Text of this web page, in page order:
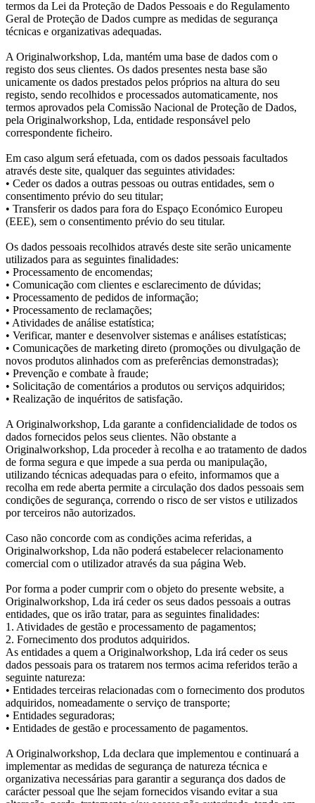
termos da Lei da Proteção de Dados Pessoais e do Regulamento
Geral de Proteção de Dados cumpre as medidas de segurança
técnicas e organizativas adequadas.
A Originalworkshop, Lda, mantém uma base de dados com o
registo dos seus clientes. Os dados presentes nesta base são
unicamente os dados prestados pelos próprios na altura do seu
registo, sendo recolhidos e processados automaticamente, nos
termos aprovados pela Comissão Nacional de Proteção de Dados,
pela Originalworkshop, Lda, entidade responsável pelo
correspondente ficheiro.
Em caso algum será efetuada, com os dados pessoais facultados
através deste site, qualquer das seguintes atividades:
• Ceder os dados a outras pessoas ou outras entidades, sem o
consentimento prévio do seu titular;
• Transferir os dados para fora do Espaço Económico Europeu
(EEE), sem o consentimento prévio do seu titular.
Os dados pessoais recolhidos através deste site serão unicamente
utilizados para as seguintes finalidades:
• Processamento de encomendas;
• Comunicação com clientes e esclarecimento de dúvidas;
• Processamento de pedidos de informação;
• Processamento de reclamações;
• Atividades de análise estatística;
• Verificar, manter e desenvolver sistemas e análises estatísticas;
• Comunicações de marketing direto (promoções ou divulgação de
novos produtos alinhados com as preferências demonstradas);
• Prevenção e combate à fraude;
• Solicitação de comentários a produtos ou serviços adquiridos;
• Realização de inquéritos de satisfação.
A Originalworkshop, Lda garante a confidencialidade de todos os
dados fornecidos pelos seus clientes. Não obstante a
Originalworkshop, Lda proceder à recolha e ao tratamento de dados
de forma segura e que impede a sua perda ou manipulação,
utilizando técnicas adequadas para o efeito, informamos que a
recolha em rede aberta permite a circulação dos dados pessoais sem
condições de segurança, correndo o risco de ser vistos e utilizados
por terceiros não autorizados.
Caso não concorde com as condições acima referidas, a
Originalworkshop, Lda não poderá estabelecer relacionamento
comercial com o utilizador através da sua página Web.
Por forma a poder cumprir com o objeto do presente website, a
Originalworkshop, Lda irá ceder os seus dados pessoais a outras
entidades, que os irão tratar, para as seguintes finalidades:
1. Atividades de gestão e processamento de pagamentos;
2. Fornecimento dos produtos adquiridos.
As entidades a quem a Originalworkshop, Lda irá ceder os seus
dados pessoais para os tratarem nos termos acima referidos terão a
seguinte natureza:
• Entidades terceiras relacionadas com o fornecimento dos produtos
adquiridos, nomeadamente o serviço de transporte;
• Entidades seguradoras;
• Entidades de gestão e processamento de pagamentos.
A Originalworkshop, Lda declara que implementou e continuará a
implementar as medidas de segurança de natureza técnica e
organizativa necessárias para garantir a segurança dos dados de
carácter pessoal que lhe sejam fornecidos visando evitar a sua